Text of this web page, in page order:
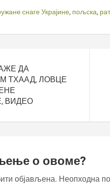
снаге Украјине, пољска,
ДА
ТХААД, ЛОВЦЕ
ВИДЕО
о овоме?
објављена. Неопходна